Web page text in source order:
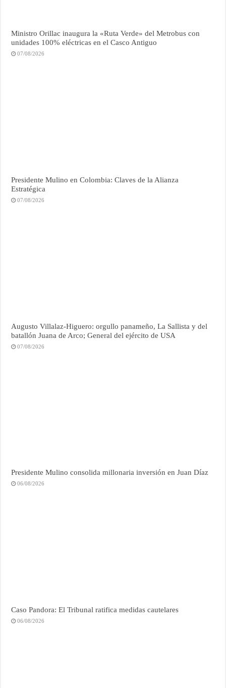
Ministro Orillac inaugura la «Ruta Verde» del Metrobus con
unidades 100% eléctricas en el Casco Antiguo
07/08/2026
Presidente Mulino en Colombia: Claves de la Alianza
Estratégica
07/08/2026
Augusto Villalaz-Higuero: orgullo panameño, La Sallista y del
batallón Juana de Arco; General del ejército de USA
07/08/2026
Presidente Mulino consolida millonaria inversión en Juan Díaz
06/08/2026
Caso Pandora: El Tribunal ratifica medidas cautelares
06/08/2026